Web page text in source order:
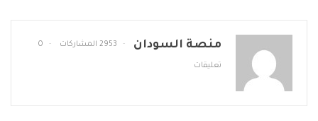
منصة السودان 2953 المشاركات 0
تعليقات